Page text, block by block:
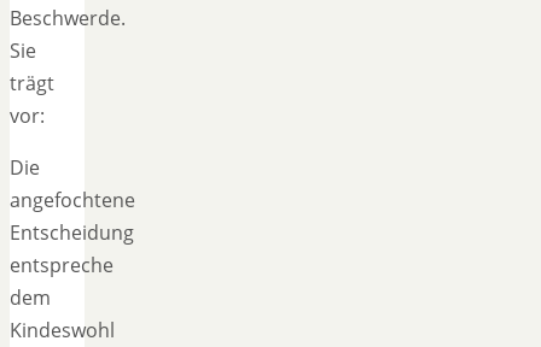
Beschwerde.
Sie
trägt
vor:
Die
angefochtene
Entscheidung
entspreche
dem
Kindeswohl